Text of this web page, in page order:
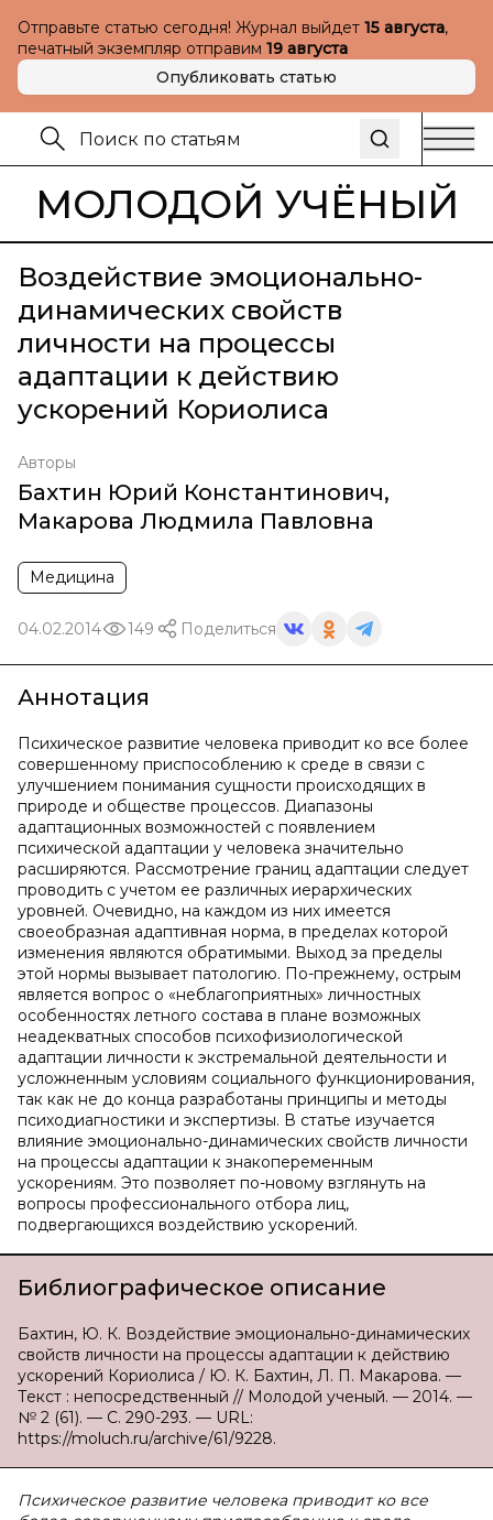
Отправьте статью сегодня! Журнал выйдет 15 августа,
печатный экземпляр отправим 19 августа
Опубликовать статью
МОЛОДОЙ УЧЁНЫЙ
Воздействие эмоционально-
динамических свойств
личности на процессы
адаптации к действию
ускорений Кориолиса
Авторы
Бахтин Юрий Константинович,
Макарова Людмила Павловна
Медицина
04.02.2014 149 Поделиться
Аннотация
Психическое развитие человека приводит ко все более
совершенному приспособлению к среде в связи с
улучшением понимания сущности происходящих в
природе и обществе процессов. Диапазоны
адаптационных возможностей с появлением
психической адаптации у человека значительно
расширяются. Рассмотрение границ адаптации следует
проводить с учетом ее различных иерархических
уровней. Очевидно, на каждом из них имеется
своеобразная адаптивная норма, в пределах которой
изменения являются обратимыми. Выход за пределы
этой нормы вызывает патологию. По-прежнему, острым
является вопрос о «неблагоприятных» личностных
особенностях летного состава в плане возможных
неадекватных способов психофизиологической
адаптации личности к экстремальной деятельности и
усложненным условиям социального функционирования,
так как не до конца разработаны принципы и методы
психодиагностики и экспертизы. В статье изучается
влияние эмоционально-динамических свойств личности
на процессы адаптации к знакопеременным
ускорениям. Это позволяет по-новому взглянуть на
вопросы профессионального отбора лиц,
подвергающихся воздействию ускорений.
Библиографическое описание
Бахтин, Ю. К. Воздействие эмоционально-динамических
свойств личности на процессы адаптации к действию
ускорений Кориолиса / Ю. К. Бахтин, Л. П. Макарова. —
Текст : непосредственный // Молодой ученый. — 2014. —
№ 2 (61). — С. 290-293. — URL:
https://moluch.ru/archive/61/9228.
Психическое развитие человека приводит ко все